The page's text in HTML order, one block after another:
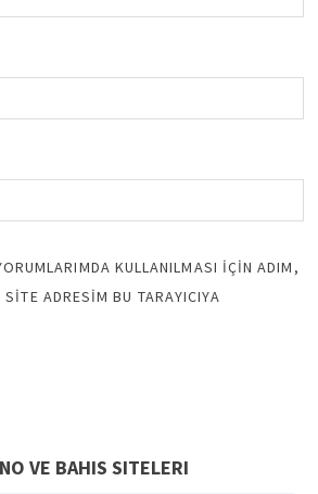
KULLANILMASI IÇIN ADIM,
ADRESIM BU TARAYICIYA
VE BAHIS SITELERI